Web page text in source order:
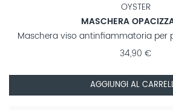
OYSTER
MASCHERA
Maschera viso antinfiammatoria per
34,90 €
AGGIUNGI AL